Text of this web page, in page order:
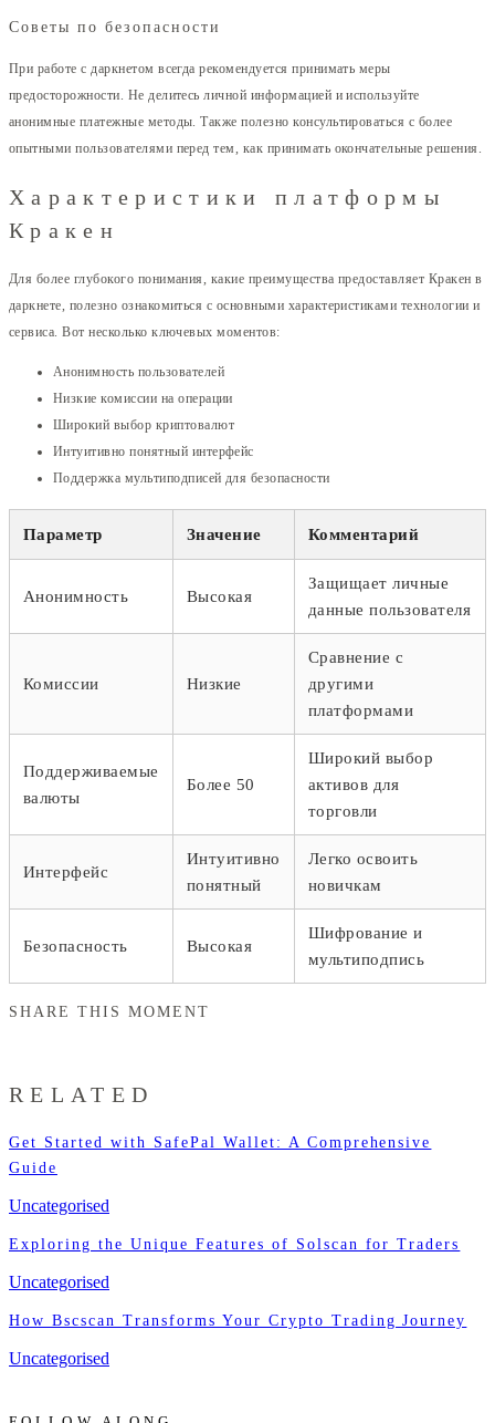
Советы по безопасности
При работе с даркнетом всегда рекомендуется принимать меры
предосторожности. Не делитесь личной информацией и используйте
анонимные платежные методы. Также полезно консультироваться с более
опытными пользователями перед тем, как принимать окончательные решения.
Характеристики платформы
Кракен
Для более глубокого понимания, какие преимущества предоставляет Кракен в
даркнете, полезно ознакомиться с основными характеристиками технологии и
сервиса. Вот несколько ключевых моментов:
Анонимность пользователей
Низкие комиссии на операции
Широкий выбор криптовалют
Интуитивно понятный интерфейс
Поддержка мультиподписей для безопасности
Параметр Значение Комментарий
Анонимность Высокая
Защищает личные
данные пользователя
Комиссии Низкие
Сравнение с
другими
платформами
Поддерживаемые
валюты
Более 50
Широкий выбор
активов для
торговли
Интерфейс
Интуитивно
понятный
Легко освоить
новичкам
Безопасность Высокая
Шифрование и
мультиподпись
SHARE THIS MOMENT
RELATED
Get Started with SafePal Wallet: A Comprehensive
Guide
Uncategorised
Exploring the Unique Features of Solscan for Traders
Uncategorised
How Bscscan Transforms Your Crypto Trading Journey
Uncategorised